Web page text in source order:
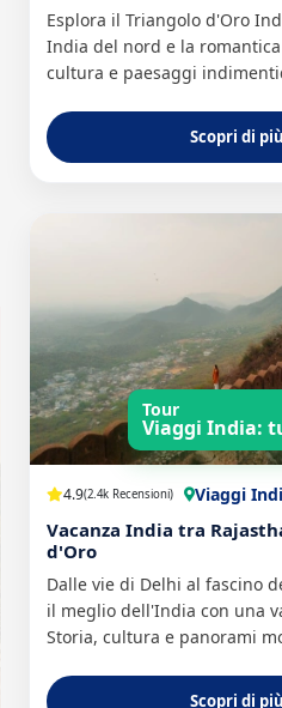
Esplora il Triangolo d'Oro
India del nord e la
cultura e paesaggi
Scopri di più
Tour
Viaggi India:
4.9(2.4k Recensioni) Viaggi
Vacanza India tra
d'Oro
Dalle vie di Delhi al fascino
il meglio dell'India con una
Storia, cultura e panorami
Scopri di più